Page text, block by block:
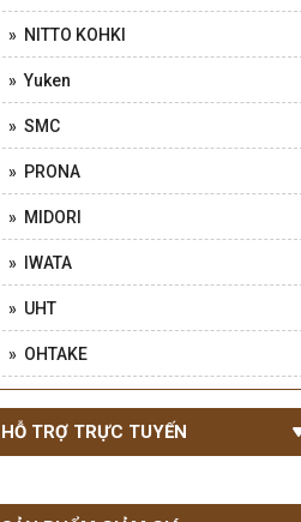
» NITTO KOHKI
» Yuken
» SMC
» PRONA
» MIDORI
» IWATA
» UHT
» OHTAKE
HỖ TRỢ TRỰC TUYẾN